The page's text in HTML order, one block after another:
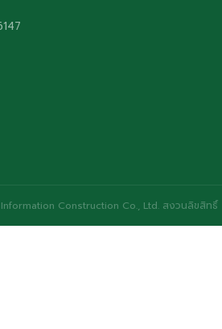
Construction Co., Ltd. สงวนลิขสิทธิ์